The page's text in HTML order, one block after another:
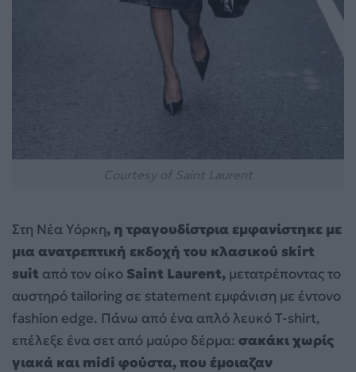
Στη Νέα Υόρκη, η τραγουδίστρια εμφανίστηκε με
μια ανατρεπτική εκδοχή του κλασικού skirt
suit από τον οίκο Saint Laurent, μετατρέποντας το
αυστηρό tailoring σε statement εμφάνιση με έντονο
fashion edge. Πάνω από ένα απλό λευκό T-shirt,
επέλεξε ένα σετ από μαύρο δέρμα: σακάκι χωρίς
γιακά και midi φούστα, που έμοιαζαν